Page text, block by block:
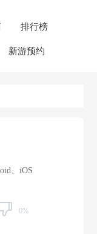
排行榜
新游预约
、iOS
0%